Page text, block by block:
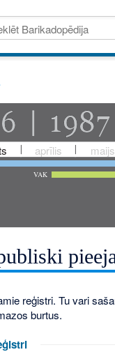
aprīlis maijs
VAK
reģistri. Tu vari
burtus.